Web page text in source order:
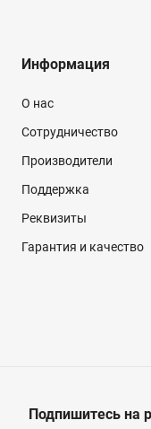
Информация
О нас
Сотрудничество
Производители
Поддержка
Реквизиты
Гарантия и качество
Подпишитесь на